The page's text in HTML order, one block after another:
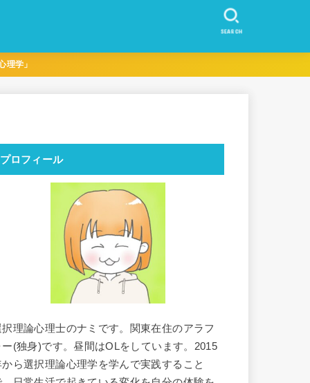
SEARCH
理学」
プロフィール
択理論心理士のナミです。関東在住のアラフ
ー(独身)です。昼間はOLをしています。2015
から選択理論心理学を学んで実践すること